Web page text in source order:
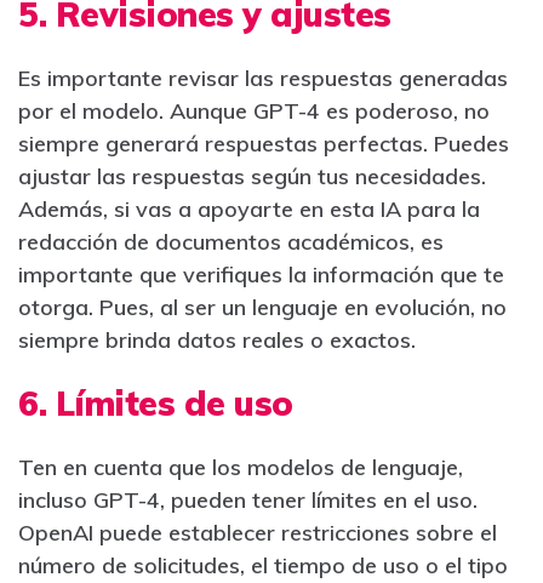
5. Revisiones y ajustes
Es importante revisar las respuestas generadas
por el modelo. Aunque GPT-4 es poderoso, no
siempre generará respuestas perfectas. Puedes
ajustar las respuestas según tus necesidades.
Además, si vas a apoyarte en esta IA para la
redacción de documentos académicos, es
importante que verifiques la información que te
otorga. Pues, al ser un lenguaje en evolución, no
siempre brinda datos reales o exactos.
6. Límites de uso
Ten en cuenta que los modelos de lenguaje,
incluso GPT-4, pueden tener límites en el uso.
OpenAI puede establecer restricciones sobre el
número de solicitudes, el tiempo de uso o el tipo